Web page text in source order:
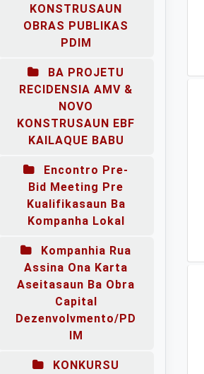
KONSTRUSAUN
OBRAS PUBLIKAS
PDIM
BA PROJETU
RECIDENSIA AMV &
NOVO
KONSTRUSAUN EBF
KAILAQUE BABU
Encontro Pre-
Bid Meeting Pre
Kualifikasaun Ba
Kompanha Lokal
Kompanhia Rua
Assina Ona Karta
Aseitasaun Ba Obra
Capital
Dezenvolvmento/PD
IM
KONKURSU